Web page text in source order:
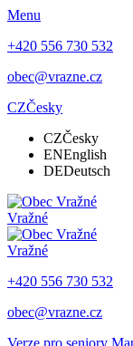
Menu
+420 556 730 532
obec@vrazne.cz
CZČesky
CZČesky
ENEnglish
DEDeutsch
Vražné
Vražné
+420 556 730 532
obec@vrazne.cz
Verze pro seniory